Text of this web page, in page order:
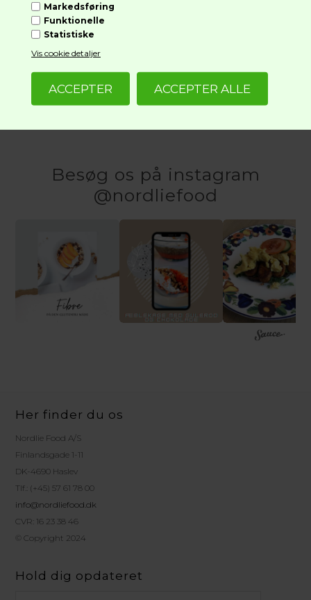
Markedsføring
Funktionelle
Statistiske
Vis cookie detaljer
22,95 kr.
Besøg os på instagram
@nordliefood
Her finder du os
Nordlie Food A/S
Finlandsgade 1-11
DK-4690 Haslev
Tlf.: (+45) 57 61 78 00
info@nordliefood.dk
CVR: 16 23 38 46
© Copyright 2024
Hold dig opdateret